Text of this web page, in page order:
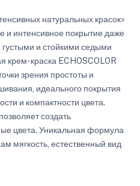
натуральных красок»
и интенсивное покрытие даже
и стойкими седыми
крем-краска ECHOSCOLOR
зрения простоты и
идеального покрытия
и компактности цвета.
создать
цвета. Уникальная формула
мягкость, естественный вид